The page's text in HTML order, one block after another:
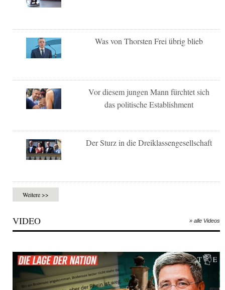
Was von Thorsten Frei übrig blieb
Vor diesem jungen Mann fürchtet sich
das politische Establishment
Der Sturz in die Dreiklassengesellschaft
Weitere >>
VIDEO » alle Videos